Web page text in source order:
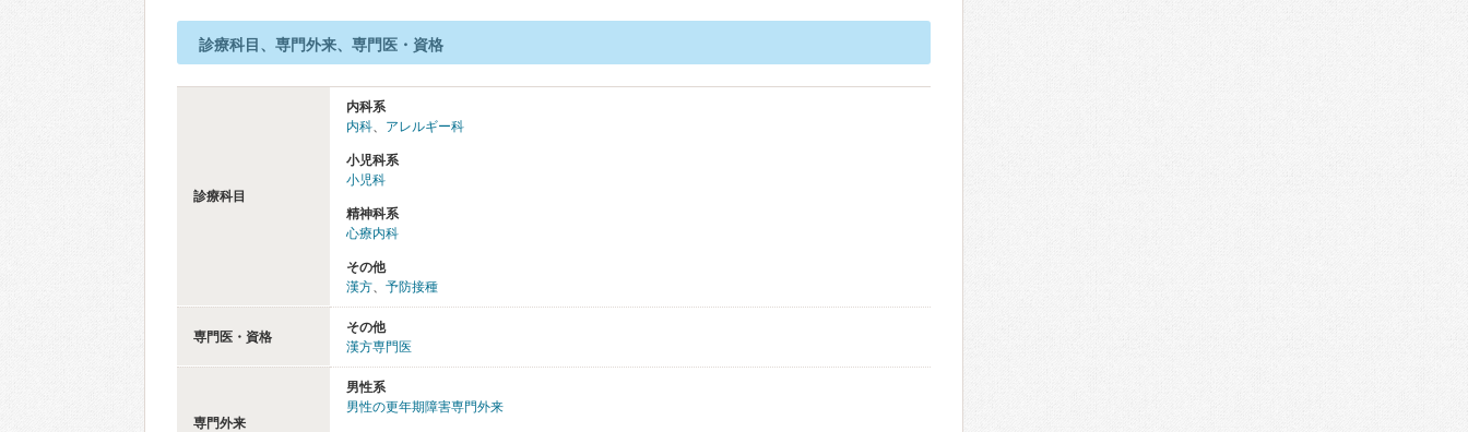
診療科目、専門外来、専門医・資格
診療科目
内科系
内科、 アレルギー科
小児科系
小児科
精神科系
心療内科
その他
漢方、 予防接種
専門医・資格
その他
漢方専門医
専門外来
男性系
男性の更年期障害専門外来